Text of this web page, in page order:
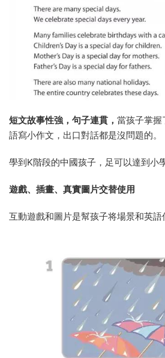
短文故事性強，句子連貫， 當孩子掌握
語寫小作文，出口對話都是沒問題的。
學到K階段的中國孩子，足可以達到小
遊戲、插畫、真實圖片交替使用
互動遊戲和圖片是幫孩子将場景和英語